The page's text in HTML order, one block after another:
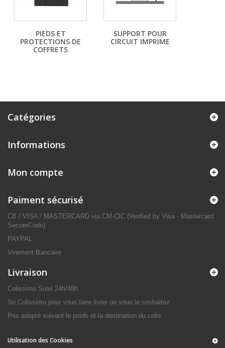
PIEDS ET
PROTECTIONS DE
COFFRETS
SUPPORT POUR
CIRCUIT IMPRIME
Catégories
Informations
Mon compte
Paiment sécurisé
CB / VISA / MASTERCARD via CM-CIC (Verified by Visa - Mastercard
SecureCode)
PAYPAL
Virement Bancaire
Livraison
Colissimo Suivi 24h/48h
So Colissimo pour vous faire livrer où vous le souhaitez
Prix adapté suivant le poids et la destination du colis
Utilisation des Cookies